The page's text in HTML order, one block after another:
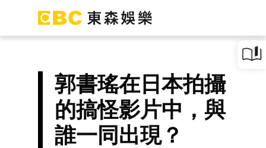
郭書瑤在日本拍攝
的搞怪影片中，與
誰一同出現？